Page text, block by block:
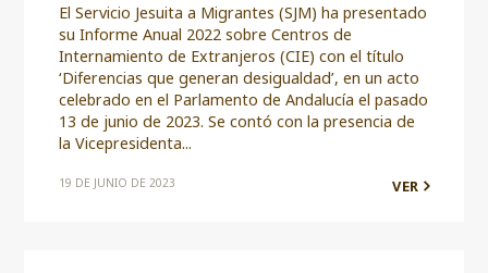
El Servicio Jesuita a Migrantes (SJM) ha presentado
su Informe Anual 2022 sobre Centros de
Internamiento de Extranjeros (CIE) con el título
‘Diferencias que generan desigualdad’, en un acto
celebrado en el Parlamento de Andalucía el pasado
13 de junio de 2023. Se contó con la presencia de
la Vicepresidenta...
19 DE JUNIO DE 2023 VER